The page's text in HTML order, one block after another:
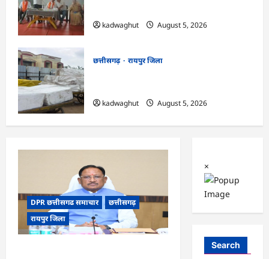
kadwaghut
August 5, 2026
छत्तीसगढ़
रायपुर जिला
kadwaghut
August 5, 2026
DPR छत्तीसगढ समाचार
छत्तीसगढ़
रायपुर जिला
×
Search